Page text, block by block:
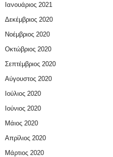
Ιανουάριος 2021
Δεκέμβριος 2020
Νοέμβριος 2020
Οκτώβριος 2020
Σεπτέμβριος 2020
Αύγουστος 2020
Ιούλιος 2020
Ιούνιος 2020
Μάιος 2020
Απρίλιος 2020
Μάρτιος 2020